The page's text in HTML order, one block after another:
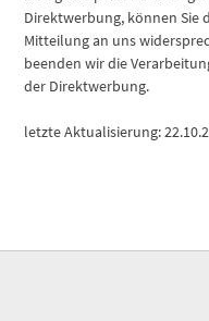
Direktwerbung, können Sie
Mitteilung an uns
beenden wir die
der Direktwerbung.
letzte Aktualisierung: